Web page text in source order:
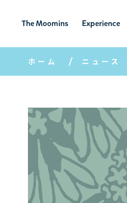
The Moomins
ムーミンの
世界
Experience
ムーミンの世
界を楽しむ
ホーム ニュース